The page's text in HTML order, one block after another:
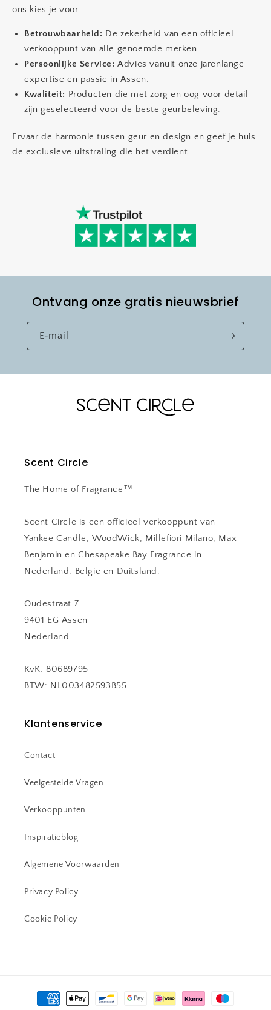
ons kies je voor:
Betrouwbaarheid: De zekerheid van een officieel
verkooppunt van alle genoemde merken.
Persoonlijke Service: Advies vanuit onze jarenlange
expertise en passie in Assen.
Kwaliteit: Producten die met zorg en oog voor detail
zijn geselecteerd voor de beste geurbeleving.
Ervaar de harmonie tussen geur en design en geef je huis
de exclusieve uitstraling die het verdient.
Ontvang onze gratis nieuwsbrief
E‑mail
Scent Circle
The Home of Fragrance™
Scent Circle is een officieel verkooppunt van
Yankee Candle, WoodWick, Millefiori Milano, Max
Benjamin en Chesapeake Bay Fragrance in
Nederland, België en Duitsland.
Oudestraat 7
9401 EG Assen
Nederland
KvK: 80689795
BTW: NL003482593B55
Klantenservice
Contact
Veelgestelde Vragen
Verkooppunten
Inspiratieblog
Algemene Voorwaarden
Privacy Policy
Cookie Policy
Betaalmethoden